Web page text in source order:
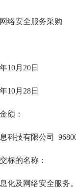
安全服务采购
月20日
月28日
额：
技有限公司
的名称：
及网络安全服务。